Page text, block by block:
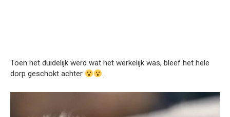
Toen het duidelijk werd wat het werkelijk was, bleef het hele
dorp geschokt achter
.